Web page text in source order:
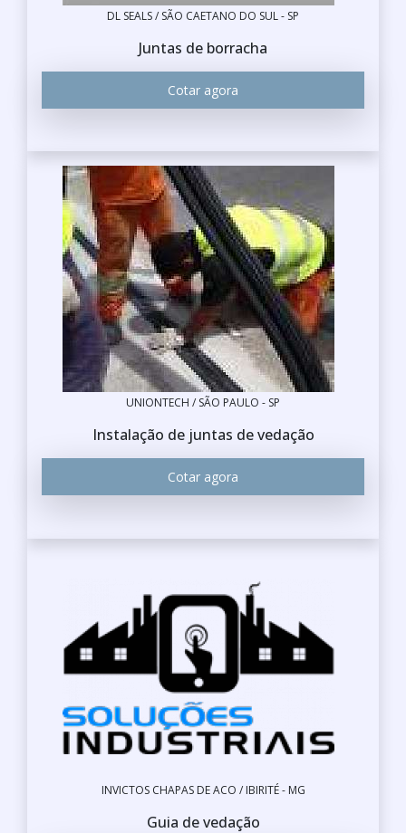
DL SEALS / SÃO CAETANO DO SUL - SP
Juntas de borracha
Cotar agora
UNIONTECH / SÃO PAULO - SP
Instalação de juntas de vedação
Cotar agora
INVICTOS CHAPAS DE ACO / IBIRITÉ - MG
Guia de vedação